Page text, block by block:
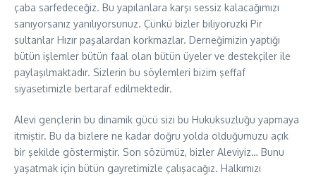
çaba sarfedeceğiz. Bu yapılanlara karşı sessiz kalacağımızı
sanıyorsanız yanılıyorsunuz. Çünkü bizler biliyoruzki Pir
sultanlar Hızır paşalardan korkmazlar. Derneğimizin yaptığı
bütün işlemler bütün faal olan bütün üyeler ve destekçiler ile
paylaşılmaktadır. Sizlerin bu söylemleri bizim şeffaf
siyasetimizle bertaraf edilmektedir.
Alevi gençlerin bu dinamik gücü sizi bu Hukuksuzluğu yapmaya
itmiştir. Bu da bizlere ne kadar doğru yolda olduğumuzu açık
bir şekilde göstermiştir. Son sözümüz, bizler Aleviyiz… Bunu
yaşatmak için bütün gayretimizle çalışacağız. Halkımızı